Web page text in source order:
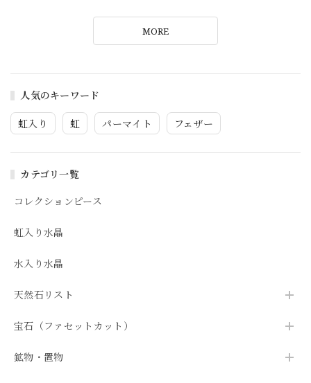
人気のキーワード
虹入り 虹 パーマイト フェザー
カテゴリ一覧
コレクションピース
虹入り水晶
水入り水晶
天然石リスト
宝石（ファセットカット）
鉱物・置物
MORE